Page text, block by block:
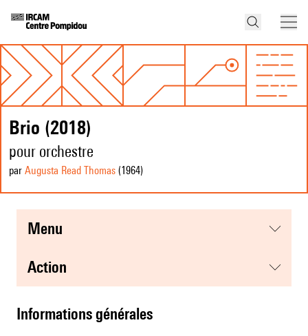
Brio (2018)
pour orchestre
par Augusta Read Thomas (1964)
menu
action
informations générales